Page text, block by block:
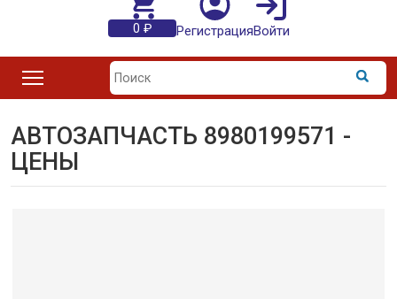
0 ₽ РегистрацияВойти
АВТОЗАПЧАСТЬ 8980199571 -
ЦЕНЫ